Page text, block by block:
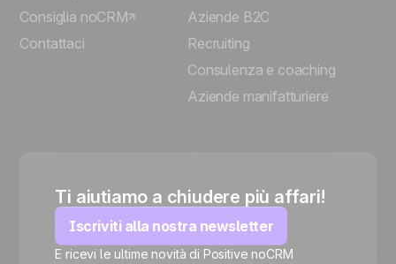
🍪
Consiglia noCRM
Contattaci
Aziende B2C
Recruiting
Consulenza e coaching
Aziende manifatturiere
Ti aiutiamo a chiudere più affari!
Iscriviti alla nostra newsletter
E ricevi le ultime novità di Positive noCRM